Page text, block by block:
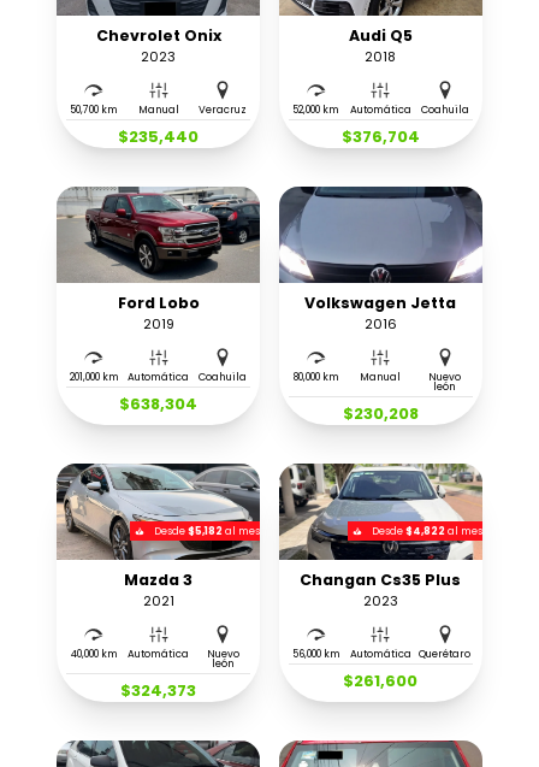
Chevrolet Onix
2023
50,700 km Manual Veracruz
$235,440
Audi Q5
2018
52,000 km Automática Coahuila
$376,704
Ford Lobo
2019
201,000 km Automática Coahuila
$638,304
Volkswagen Jetta
2016
80,000 km Manual Nuevo
león
$230,208
Desde$5,182al mes
Mazda 3
2021
40,000 km Automática Nuevo
león
$324,373
Desde$4,822al mes
Changan Cs35 Plus
2023
56,000 km Automática Querétaro
$261,600